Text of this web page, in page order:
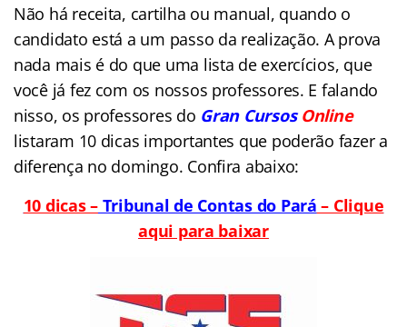
Não há receita, cartilha ou manual, quando o
candidato está a um passo da realização. A prova
nada mais é do que uma lista de exercícios, que
você já fez com os nossos professores. E falando
nisso, os professores do Gran CursosOnline
listaram 10 dicas importantes que poderão fazer a
diferença no domingo. Confira abaixo:
10 dicas – Tribunal de Contas do Pará – Clique
aqui para baixar